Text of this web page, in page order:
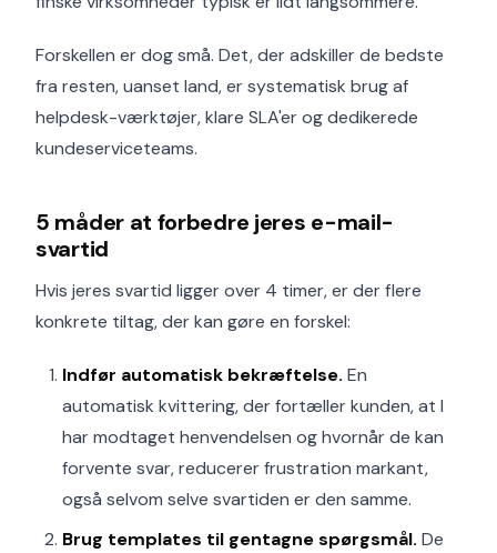
Forskellen er dog små. Det, der adskiller de bedste
fra resten, uanset land, er systematisk brug af
helpdesk-værktøjer, klare SLA'er og dedikerede
kundeserviceteams.
5 måder at forbedre jeres e-mail-
svartid
Hvis jeres svartid ligger over 4 timer, er der flere
konkrete tiltag, der kan gøre en forskel:
Indfør automatisk bekræftelse. En
automatisk kvittering, der fortæller kunden, at I
har modtaget henvendelsen og hvornår de kan
forvente svar, reducerer frustration markant,
også selvom selve svartiden er den samme.
Brug templates til gentagne spørgsmål. De